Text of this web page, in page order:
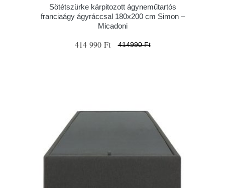
Sötétszürke kárpitozott ágyneműtartós
franciaágy ágyráccsal 180x200 cm Simon –
Micadoni
414 990 Ft 414990 Ft